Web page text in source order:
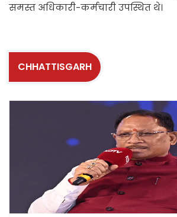
समस्त अधिकारी-कर्मचारी उपस्थित थे।
CHHATTISGARH